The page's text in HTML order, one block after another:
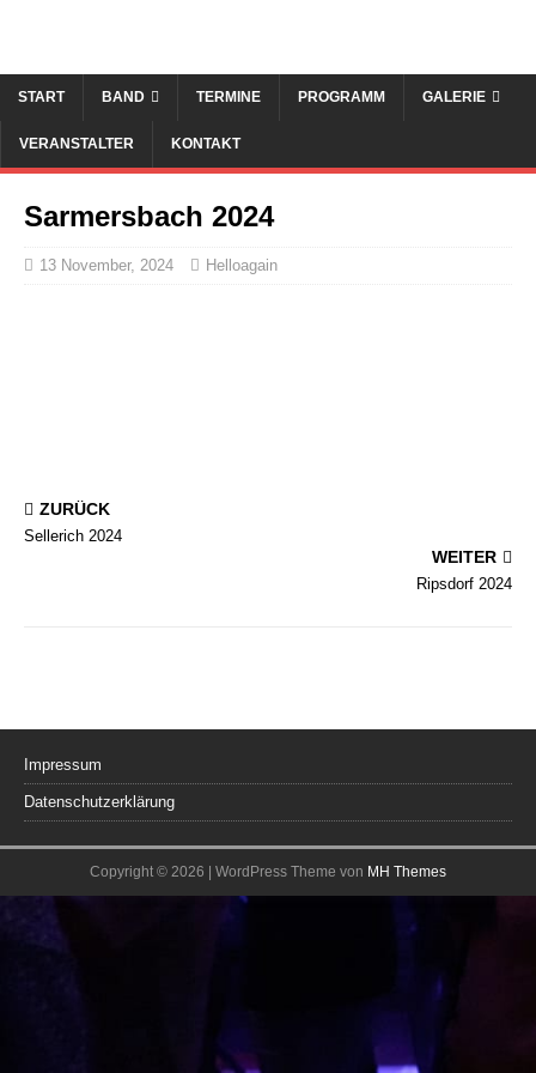
START BAND TERMINE PROGRAMM GALERIE
VERANSTALTER KONTAKT
Sarmersbach 2024
13 November, 2024 Helloagain
ZURÜCK
Sellerich 2024
WEITER
Ripsdorf 2024
Impressum
Datenschutzerklärung
Copyright © 2026 | WordPress Theme von MH Themes